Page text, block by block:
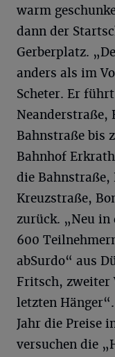
warm
dann der
Gerberplatz.
anders als im
Scheter. Er
Neanderstraße,
Bahnstraße bis
Bahnhof
die Bahnstraße,
Kreuzstraße,
zurück. „Neu in
600
abSurdo“ aus
Fritsch, zweiter
letzten
Jahr die Preise
versuchen die